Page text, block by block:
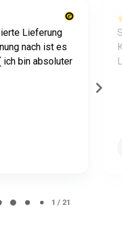
Lieferung
nach ist es
ich bin absoluter
1 / 21